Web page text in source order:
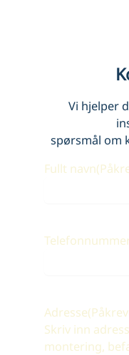
Vi hjelper
spørsmål om
Fullt navn
Adresse
Skriv inn
montering,